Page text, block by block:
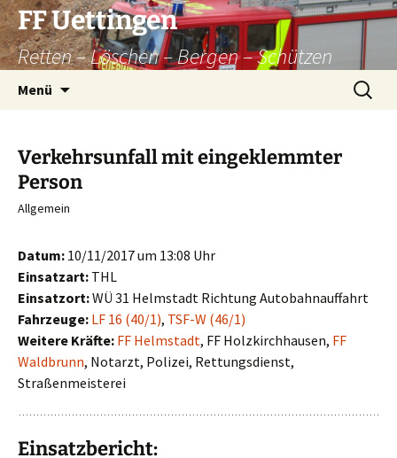
Zum
Inhalt
springen
FF Uettingen
Retten – Löschen – Bergen – Schützen
Menü
Suchen
nach:
Verkehrsunfall mit eingeklemmter
Person
Allgemein
Datum: 10/11/2017 um 13:08 Uhr
Einsatzart: THL
Einsatzort:WÜ 31 Helmstadt Richtung Autobahnauffahrt
Fahrzeuge: LF 16 (40/1), TSF-W (46/1)
Weitere Kräfte: FF Helmstadt, FF Holzkirchhausen, FF
Waldbrunn, Notarzt, Polizei, Rettungsdienst,
Straßenmeisterei
Einsatzbericht: